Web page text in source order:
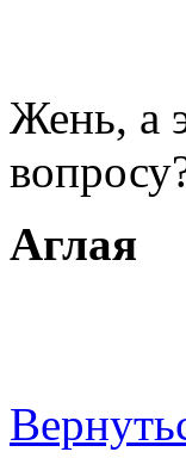
Жень, а
Аглая